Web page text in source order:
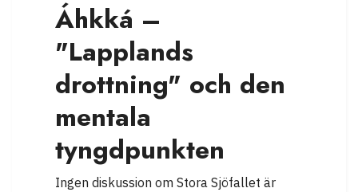
Áhkká –
"Lapplands
drottning" och den
mentala
tyngdpunkten
Ingen diskussion om Stora Sjöfallet är